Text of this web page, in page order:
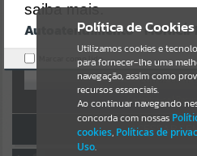
Por favor,
SERVIÇOS
OU
Cadastre-se|
ACESSAR
Política de Cookies
Utilizamos cookies e
para fornecer-lhe uma
navegação, assim como
recursos essenciais.
Ao continuar navegando
concorda com nossas
cookies, Políticas de
Uso.
saiba mais.
Autoatendimento -
Marcar como lido.
Verificar Mais Detalhes